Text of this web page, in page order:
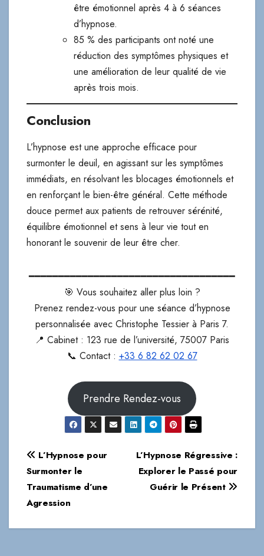
être émotionnel après 4 à 6 séances
d’hypnose.
85 % des participants ont noté une
réduction des symptômes physiques et
une amélioration de leur qualité de vie
après trois mois.
Conclusion
L’hypnose est une approche efficace pour
surmonter le deuil, en agissant sur les symptômes
immédiats, en résolvant les blocages émotionnels et
en renforçant le bien-être général. Cette méthode
douce permet aux patients de retrouver sérénité,
équilibre émotionnel et sens à leur vie tout en
honorant le souvenir de leur être cher.
━━━━━━━━━━━━━━━━━━━━━━━━━━━━━━━━━━━
🎯 Vous souhaitez aller plus loin ?
Prenez rendez-vous pour une séance d’hypnose
personnalisée avec Christophe Tessier à Paris 7.
📍 Cabinet : 123 rue de l’université, 75007 Paris
📞 Contact : +33 6 82 62 02 67
Prendre Rendez-vous
Navigation
de
l’article
L’Hypnose Régressive :
Explorer le Passé pour
Guérir le Présent
L’Hypnose pour
Surmonter le
Traumatisme d’une
Agression